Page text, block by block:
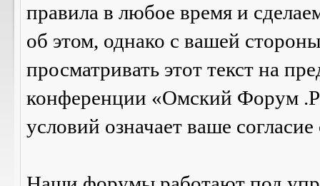
правила в любое время и
об этом, однако с вашей
просматривать этот текст на
конференции «Омский Форум
условий означает ваше